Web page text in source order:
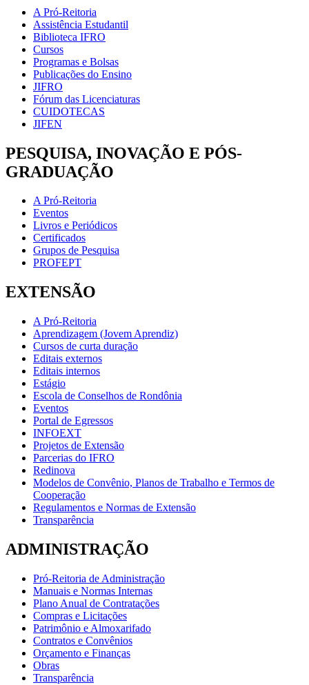
A Pró-Reitoria
Assistência Estudantil
Biblioteca IFRO
Cursos
Programas e Bolsas
Publicações do Ensino
JIFRO
Fórum das Licenciaturas
CUIDOTECAS
JIFEN
PESQUISA, INOVAÇÃO E PÓS-
GRADUAÇÃO
A Pró-Reitoria
Eventos
Livros e Periódicos
Certificados
Grupos de Pesquisa
PROFEPT
EXTENSÃO
A Pró-Reitoria
Aprendizagem (Jovem Aprendiz)
Cursos de curta duração
Editais externos
Editais internos
Estágio
Escola de Conselhos de Rondônia
Eventos
Portal de Egressos
INFOEXT
Projetos de Extensão
Parcerias do IFRO
Redinova
Modelos de Convênio, Planos de Trabalho e Termos de
Cooperação
Regulamentos e Normas de Extensão
Transparência
ADMINISTRAÇÃO
Pró-Reitoria de Administração
Manuais e Normas Internas
Plano Anual de Contratações
Compras e Licitações
Patrimônio e Almoxarifado
Contratos e Convênios
Orçamento e Finanças
Obras
Transparência